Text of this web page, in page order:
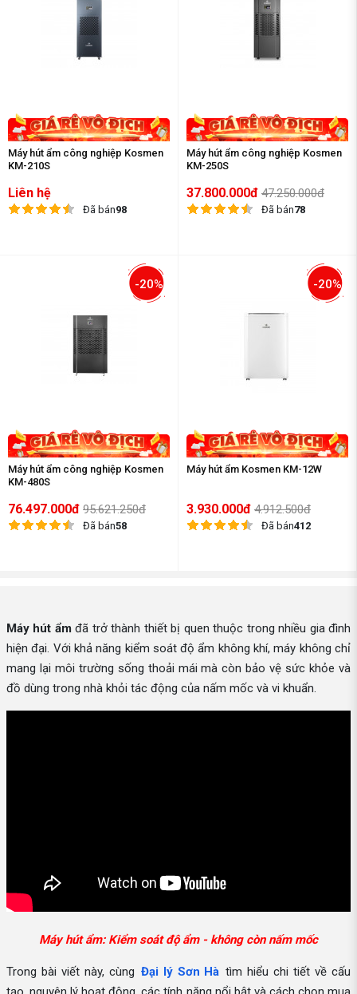
Máy hút ẩm công nghiệp Kosmen
KM-210S
Liên hệ
Đã bán98
Máy hút ẩm công nghiệp Kosmen
KM-250S
37.800.000đ 47.250.000đ
Đã bán78
-20%
Máy hút ẩm công nghiệp Kosmen
KM-480S
76.497.000đ 95.621.250đ
Đã bán58
-20%
Máy hút ẩm Kosmen KM-12W
3.930.000đ 4.912.500đ
Đã bán412
Máy hút ẩmđã trở thành thiết bị quen thuộc trong nhiều gia đình
hiện đại. Với khả năng kiểm soát độ ẩm không khí, máy không chỉ
mang lại môi trường sống thoải mái mà còn bảo vệ sức khỏe và
đồ dùng trong nhà khỏi tác động của nấm mốc và vi khuẩn.
Máy hút ẩm: Kiểm soát độ ẩm - không còn nấm mốc
Trong bài viết này, cùng Đại lý Sơn Hà tìm hiểu chi tiết về cấu